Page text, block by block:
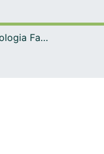
tot el DD
Farmàcia, Tecnologia Farmacèutica i Fisicoquímica